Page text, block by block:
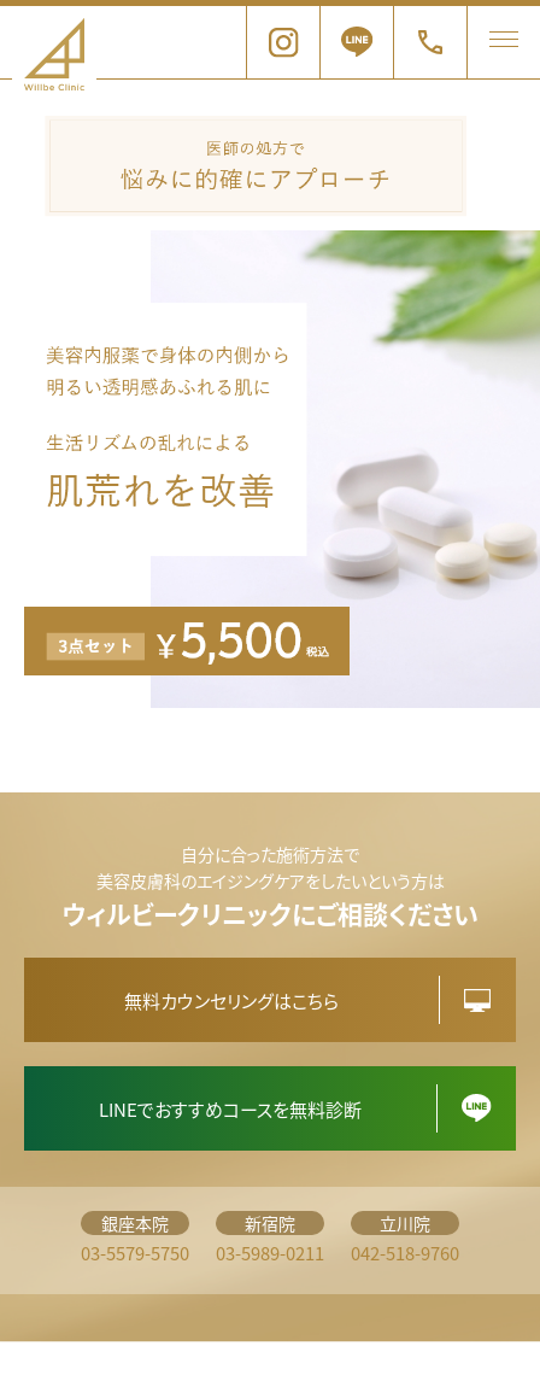
美
薬
自分に合った施術方法で
美容皮膚科のエイジングケアをしたいという方は
ウィルビークリニックにご相談ください
無料カウンセリングはこちら
LINEでおすすめコースを無料診断
銀座本院
03-5579-5750
新宿院
03-5989-0211
立川院
042-518-9760